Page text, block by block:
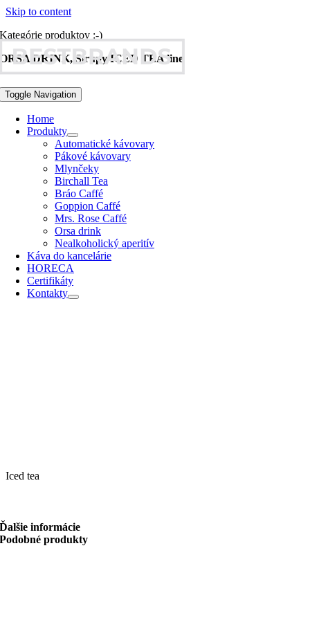
Skip to content
Toggle Navigation
Home
Produkty
Automatické kávovary
Pákové kávovary
Mlynčeky
Birchall Tea
Bráo Caffé
Goppion Caffé
Mrs. Rose Caffé
Orsa drink
Nealkoholický aperitív
Káva do kancelárie
HORECA
Certifikáty
Kontakty
Kategórie produktov :-)
ORSA DRINK, Sirupy ICED TEA line
Iced tea
Ďalšie informácie
Podobné produkty